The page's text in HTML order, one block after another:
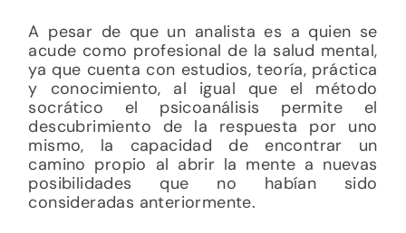
A pesar de que un analista es a quien se
acude como profesional de la salud mental,
ya que cuenta con estudios, teoría, práctica
y conocimiento, al igual que el método
socrático el psicoanálisis permite el
descubrimiento de la respuesta por uno
mismo, la capacidad de encontrar un
camino propio al abrir la mente a nuevas
posibilidades que no habían sido
consideradas anteriormente.